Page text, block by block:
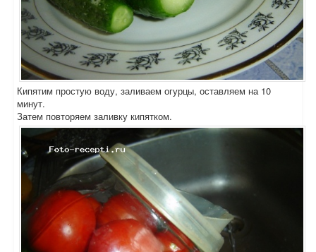
Кипятим простую воду, заливаем огурцы, оставляем на 10
минут.
Затем повторяем заливку кипятком.